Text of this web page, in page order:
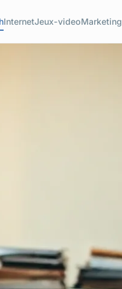
InternetJeux-videoMarketing